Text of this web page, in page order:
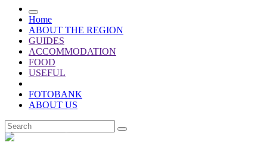
Home
ABOUT THE REGION
GUIDES
ACCOMMODATION
FOOD
USEFUL
FOTOBANK
ABOUT US